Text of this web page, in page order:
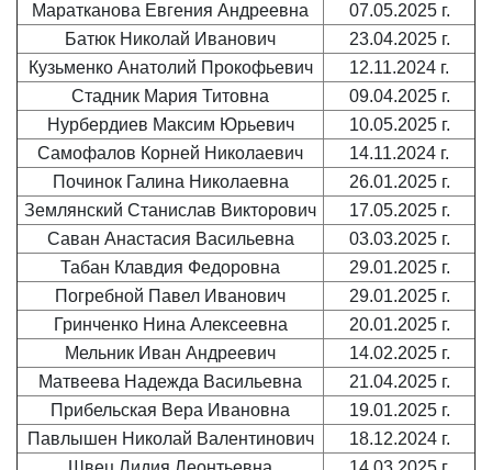
Маратканова Евгения Андреевна
07.05.2025 г.
Батюк Николай Иванович
23.04.2025 г.
Кузьменко Анатолий Прокофьевич
12.11.2024 г.
Стадник Мария Титовна
09.04.2025 г.
Нурбердиев Максим Юрьевич
10.05.2025 г.
Самофалов Корней Николаевич
14.11.2024 г.
Починок Галина Николаевна
26.01.2025 г.
Землянский Станислав Викторович
17.05.2025 г.
Саван Анастасия Васильевна
03.03.2025 г.
Табан Клавдия Федоровна
29.01.2025 г.
Погребной Павел Иванович
29.01.2025 г.
Гринченко Нина Алексеевна
20.01.2025 г.
Мельник Иван Андреевич
14.02.2025 г.
Матвеева Надежда Васильевна
21.04.2025 г.
Прибельская Вера Ивановна
19.01.2025 г.
Павлышен Николай Валентинович
18.12.2024 г.